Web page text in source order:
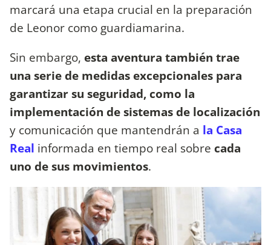
marcará una etapa crucial en la preparación
de Leonor como guardiamarina.
Sin embargo, esta aventura también trae
una serie de medidas excepcionales para
garantizar su seguridad, como la
implementación de sistemas de localización
y comunicación que mantendrán a la Casa
Real informada en tiempo real sobre cada
uno de sus movimientos.